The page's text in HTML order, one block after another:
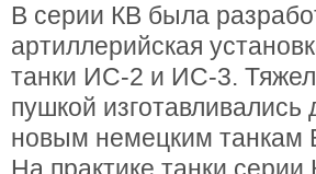
В серии КВ была
артиллерийская
танки ИС-2 и ИС-3.
пушкой
новым немецким танкам